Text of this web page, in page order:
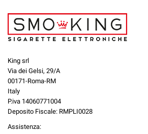
King srl
Via dei Gelsi, 29/A
00171-Roma-RM
Italy
P.iva 14060771004
Deposito Fiscale: RMPLI0028
Assistenza: